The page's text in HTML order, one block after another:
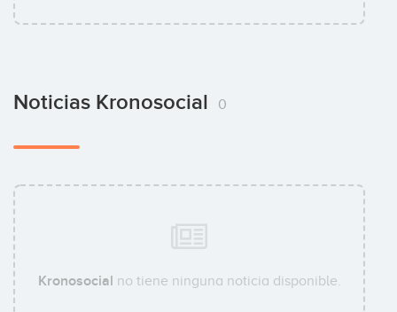
Noticias Kronosocial 0
Kronosocial no tiene ninguna noticia disponible.